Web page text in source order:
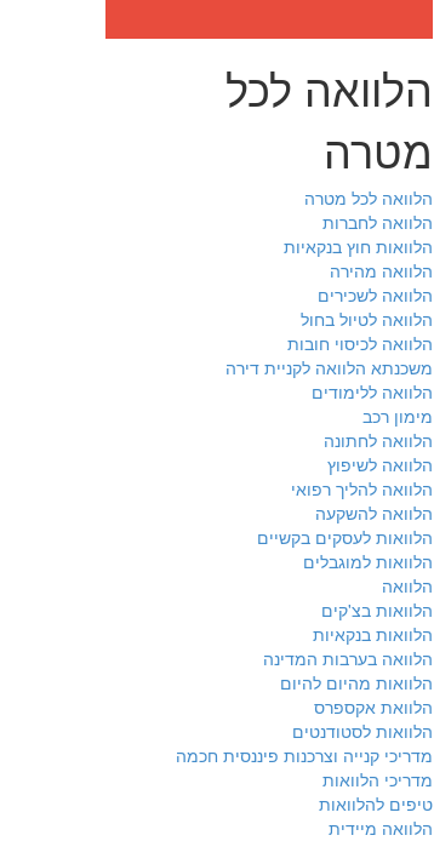
הלוואה לכל
מטרה
הלוואה לכל מטרה
הלוואה לחברות
הלוואות חוץ בנקאיות
הלוואה מהירה
הלוואה לשכירים
הלוואה לטיול בחול
הלוואה לכיסוי חובות
משכנתא הלוואה לקניית דירה
הלוואה ללימודים
מימון רכב
הלוואה לחתונה
הלוואה לשיפוץ
הלוואה להליך רפואי
הלוואה להשקעה
הלוואות לעסקים בקשיים
הלוואות למוגבלים
הלוואה
הלוואות בצ'קים
הלוואות בנקאיות
הלוואה בערבות המדינה
הלוואות מהיום להיום
הלוואת אקספרס
הלוואות לסטודנטים
מדריכי קנייה וצרכנות פיננסית חכמה
מדריכי הלוואות
טיפים להלוואות
הלוואה מיידית